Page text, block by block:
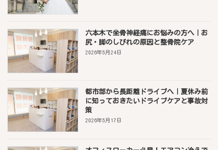
六本木で坐骨神経痛にお悩みの方へ｜お
尻・脚のしびれの原因と整骨院ケア
2026年5月24日
都市部から長距離ドライブへ｜夏休み前
に知っておきたいドライブケアと事故対
策
2026年5月17日